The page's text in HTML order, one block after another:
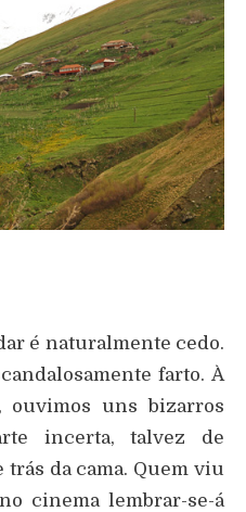
é naturalmente cedo.
farto. À
ouvimos uns bizarros
incerta, talvez de
trás da cama. Quem viu
cinema lembrar-se-á